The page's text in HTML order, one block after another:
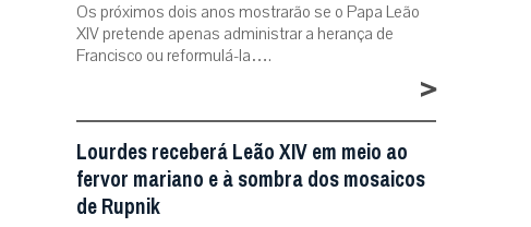
Os próximos dois anos mostrarão se o Papa Leão
XIV pretende apenas administrar a herança de
Francisco ou reformulá-la….
>
Lourdes receberá Leão XIV em meio ao
fervor mariano e à sombra dos mosaicos
de Rupnik